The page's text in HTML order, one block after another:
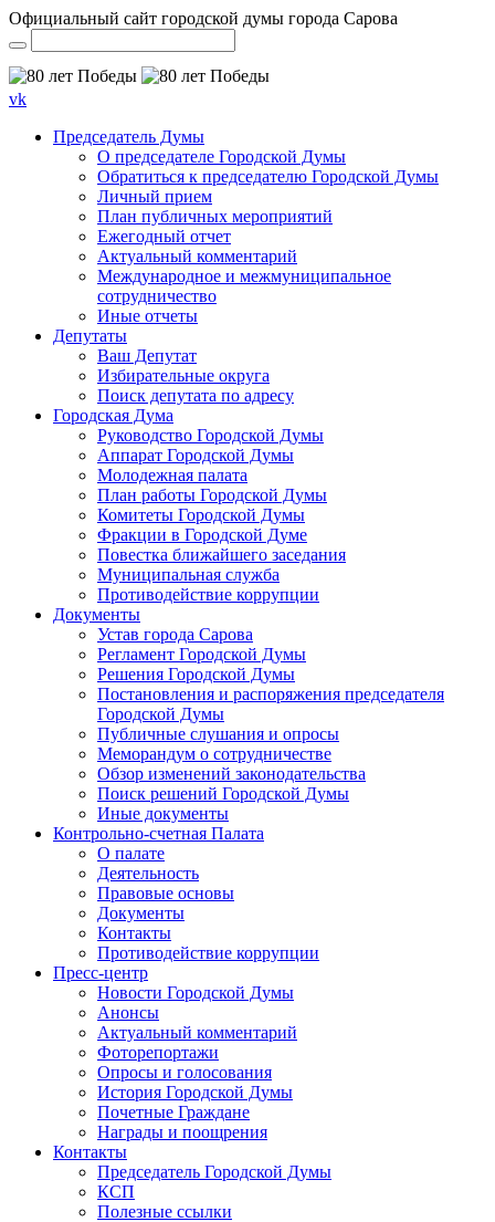
Официальный сайт городской думы города Сарова
vk
Председатель Думы
О председателе Городской Думы
Обратиться к председателю Городской Думы
Личный прием
План публичных мероприятий
Ежегодный отчет
Актуальный комментарий
Международное и межмуниципальное
сотрудничество
Иные отчеты
Депутаты
Ваш Депутат
Избирательные округа
Поиск депутата по адресу
Городская Дума
Руководство Городской Думы
Аппарат Городской Думы
Молодежная палата
План работы Городской Думы
Комитеты Городской Думы
Фракции в Городской Думе
Повестка ближайшего заседания
Муниципальная служба
Противодействие коррупции
Документы
Устав города Сарова
Регламент Городской Думы
Решения Городской Думы
Постановления и распоряжения председателя
Городской Думы
Публичные слушания и опросы
Меморандум о сотрудничестве
Обзор изменений законодательства
Поиск решений Городской Думы
Иные документы
Контрольно-счетная Палата
О палате
Деятельность
Правовые основы
Документы
Контакты
Противодействие коррупции
Пресс-центр
Новости Городской Думы
Анонсы
Актуальный комментарий
Фоторепортажи
Опросы и голосования
История Городской Думы
Почетные Граждане
Награды и поощрения
Контакты
Председатель Городской Думы
КСП
Полезные ссылки